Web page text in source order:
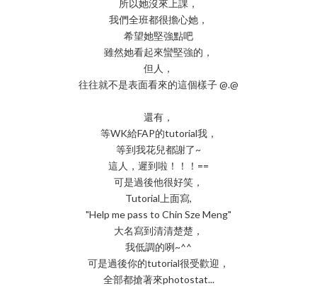
所以她沒來上課，
我們全班都很擔心她，
希望她堅強點吧
雖然她看起來蠻堅強的，
但人，
往往就不是表面看來的這個樣子 @.@
還有，
等WK給FAP的tutorial我，
等到我花兒都謝了~
這人，遲到啦！！！==
可是過後他很好笑，
Tutorial上面寫,
"Help me pass to Chin Sze Meng"
大名寫到清清楚楚，
我低調的咧~^^
可是過後你的tutorial很受歡迎，
全部都搶著來photostat...